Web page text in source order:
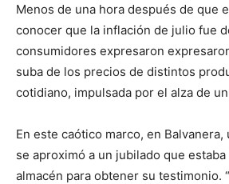
Menos de una hora después de que
conocer que la inflación de julio fue
consumidores expresaron
suba de los precios de distintos
cotidiano, impulsada por el alza de
En este caótico marco, en
se aproximó a un jubilado que
almacén para obtener su testimonio. “